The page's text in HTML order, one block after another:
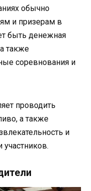
обычно
и призерам в
быть денежная
также
соревнования и
проводить
а также
и
участников.